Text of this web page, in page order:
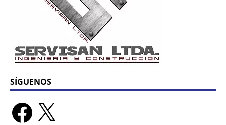
SÍGUENOS